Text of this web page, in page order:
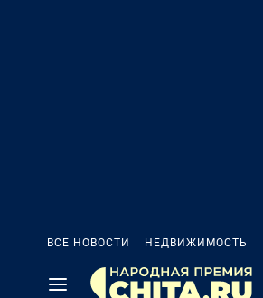
ВСЕ НОВОСТИ НЕДВИЖИМОСТЬ